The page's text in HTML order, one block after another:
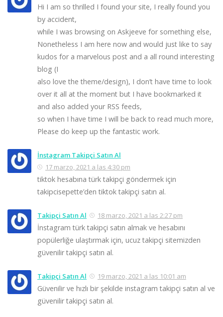
Hi I am so thrilled I found your site, I really found you
by accident,
while I was browsing on Askjeeve for something else,
Nonetheless I am here now and would just like to say
kudos for a marvelous post and a all round interesting
blog (I
also love the theme/design), I don’t have time to look
over it all at the moment but I have bookmarked it
and also added your RSS feeds,
so when I have time I will be back to read much more,
Please do keep up the fantastic work.
İnstagram Takipçi Satın Al
17 marzo, 2021 a las 4:30 pm
tiktok hesabına türk takipçi göndermek için
takipcisepette’den tiktok takipçi satın al.
Takipçi Satın Al 18 marzo, 2021 a las 2:27 pm
İnstagram türk takipçi satın almak ve hesabını
popülerliğe ulaştırmak için, ucuz takipçi sitemizden
güvenilir takipçi satın al.
Takipçi Satın Al 19 marzo, 2021 a las 10:01 am
Güvenilir ve hızlı bir şekilde instagram takipçi satın al ve
güvenilir takipçi satın al.